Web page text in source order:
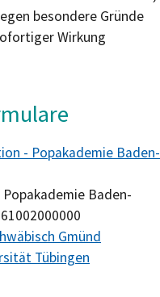
besondere Gründe
Wirkung
- Popakademie Baden-
Baden-
Gmünd
Tübingen